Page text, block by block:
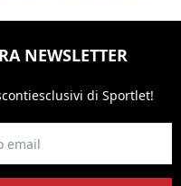
NEWSLETTER
esclusivi di Sportlet!